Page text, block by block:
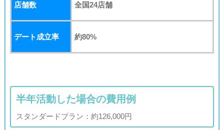
店舗数 全国24店舗
デート成立率 約80%
半年活動した場合の費用例
スタンダードプラン：約126,000円